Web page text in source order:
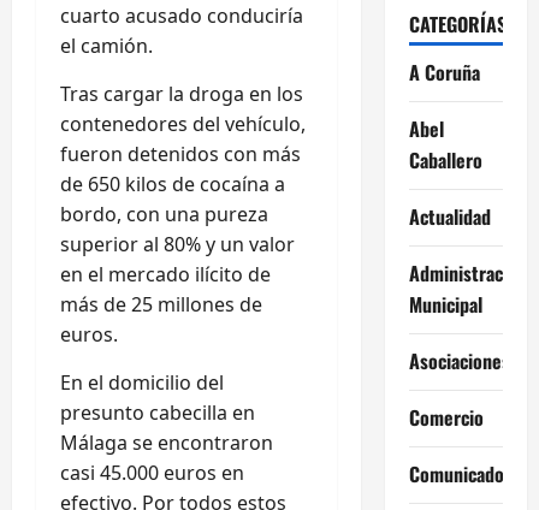
cuarto acusado conduciría
el camión.
Tras cargar la droga en los
contenedores del vehículo,
fueron detenidos con más
de 650 kilos de cocaína a
bordo, con una pureza
superior al 80% y un valor
en el mercado ilícito de
más de 25 millones de
euros.
En el domicilio del
presunto cabecilla en
Málaga se encontraron
casi 45.000 euros en
efectivo. Por todos estos
CATEGORÍAS
A Coruña
Abel
Caballero
Actualidad
Administración
Municipal
Asociaciones
Comercio
Comunicados